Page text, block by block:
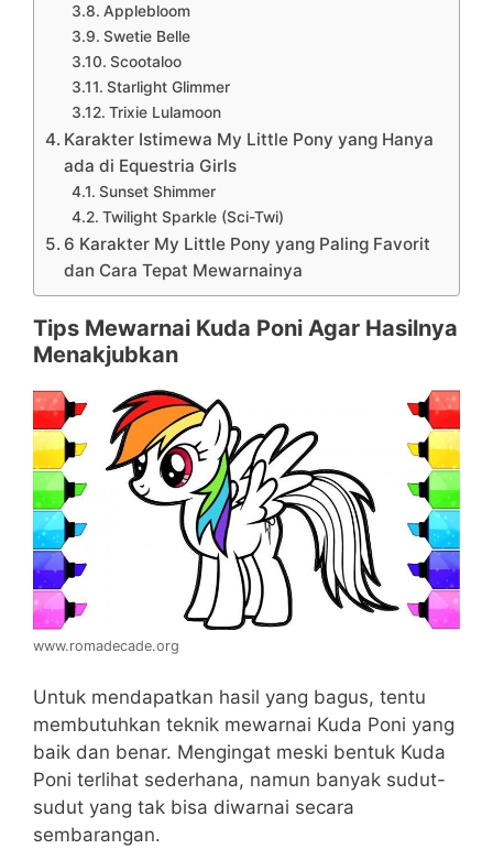
Applebloom
Swetie Belle
Scootaloo
Starlight Glimmer
Trixie Lulamoon
Karakter Istimewa My Little Pony yang Hanya
ada di Equestria Girls
Sunset Shimmer
Twilight Sparkle (Sci-Twi)
6 Karakter My Little Pony yang Paling Favorit
dan Cara Tepat Mewarnainya
Tips Mewarnai Kuda Poni Agar Hasilnya
Menakjubkan
www.romadecade.org
Untuk mendapatkan hasil yang bagus, tentu
membutuhkan teknik mewarnai Kuda Poni yang
baik dan benar. Mengingat meski bentuk Kuda
Poni terlihat sederhana, namun banyak sudut-
sudut yang tak bisa diwarnai secara
sembarangan.